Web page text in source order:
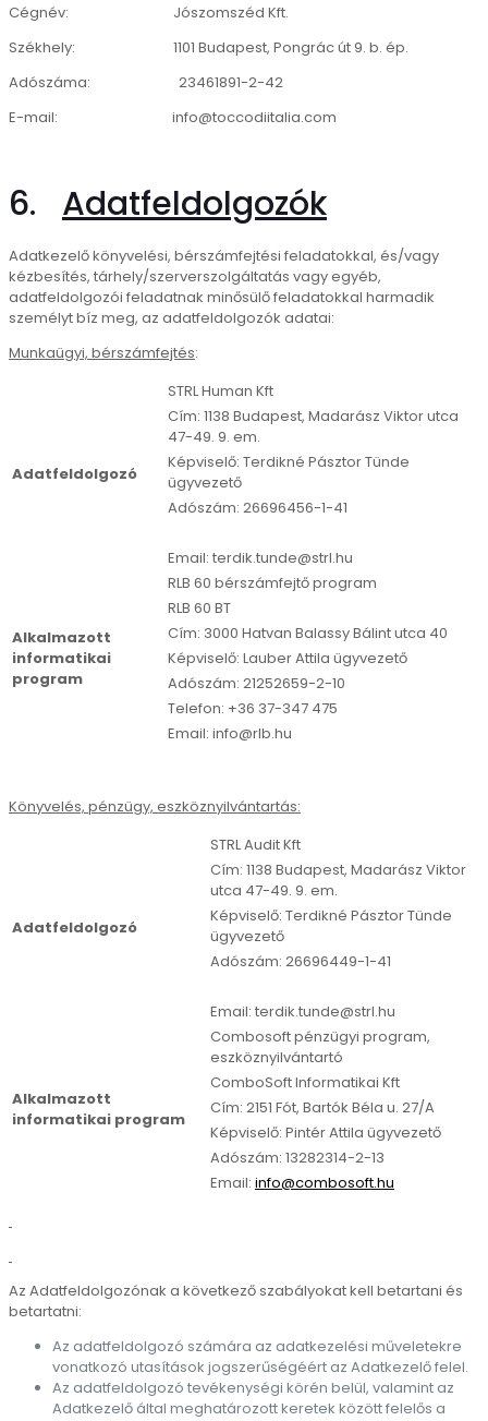
Cégnév: Jószomszéd Kft.
Székhely: 1101 Budapest, Pongrác út 9. b. ép.
Adószáma: 23461891-2-42
E-mail: info@toccodiitalia.com
6. Adatfeldolgozók
Adatkezelő könyvelési, bérszámfejtési feladatokkal, és/vagy
kézbesítés, tárhely/szerverszolgáltatás vagy egyéb,
adatfeldolgozói feladatnak minősülő feladatokkal harmadik
személyt bíz meg, az adatfeldolgozók adatai:
Munkaügyi, bérszámfejtés:
Adatfeldolgozó
STRL Human Kft
Cím: 1138 Budapest, Madarász Viktor utca
47-49. 9. em.
Képviselő: Terdikné Pásztor Tünde
ügyvezető
Adószám: 26696456-1-41
Email: terdik.tunde@strl.hu
Alkalmazott
informatikai
program
RLB 60 bérszámfejtő program
RLB 60 BT
Cím: 3000 Hatvan Balassy Bálint utca 40
Képviselő: Lauber Attila ügyvezető
Adószám: 21252659-2-10
Telefon: +36 37-347 475
Email: info@rlb.hu
Könyvelés, pénzügy, eszköznyilvántartás:
Adatfeldolgozó
STRL Audit Kft
Cím: 1138 Budapest, Madarász Viktor
utca 47-49. 9. em.
Képviselő: Terdikné Pásztor Tünde
ügyvezető
Adószám: 26696449-1-41
Email: terdik.tunde@strl.hu
Alkalmazott
informatikai program
Combosoft pénzügyi program,
eszköznyilvántartó
ComboSoft Informatikai Kft
Cím: 2151 Fót, Bartók Béla u. 27/A
Képviselő: Pintér Attila ügyvezető
Adószám: 13282314-2-13
Email: info@combosoft.hu
Az Adatfeldolgozónak a következő szabályokat kell betartani és
betartatni:
Az adatfeldolgozó számára az adatkezelési műveletekre
vonatkozó utasítások jogszerűségéért az Adatkezelő felel.
Az adatfeldolgozó tevékenységi körén belül, valamint az
Adatkezelő által meghatározott keretek között felelős a